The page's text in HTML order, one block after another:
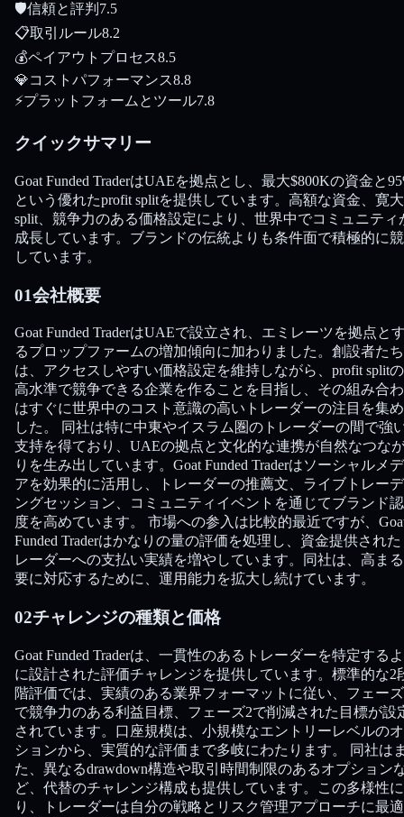
🛡信頼と評判 7.5
📋取引ルール8.2
💰ペイアウトプロセス8.5
💎コストパフォーマンス8.8
⚡プラットフォームとツール7.8
クイックサマリー
Goat Funded TraderはUAEを拠点とし、最大$800Kの資金と
という優れたprofit splitを提供しています。高額な資金、寛
split、競争力のある価格設定により、世界中でコミュニティ
成長しています。ブランドの伝統よりも条件面で積極的に
しています。
01会社概要
Goat Funded TraderはUAEで設立され、エミレーツを拠点と
るプロップファームの増加傾向に加わりました。創設者たち
は、アクセスしやすい価格設定を維持しながら、profit split
高水準で競争できる企業を作ることを目指し、その組み合
はすぐに世界中のコスト意識の高いトレーダーの注目を集
した。 同社は特に中東やイスラム圏のトレーダーの間で強
支持を得ており、UAEの拠点と文化的な連携が自然なつな
りを生み出しています。Goat Funded Traderはソーシャルメ
アを効果的に活用し、トレーダーの推薦文、ライブトレー
ングセッション、コミュニティイベントを通じてブランド
度を高めています。 市場への参入は比較的最近ですが、
Funded Traderはかなりの量の評価を処理し、資金提供され
レーダーへの支払い実績を増やしています。同社は、高ま
要に対応するために、運用能力を拡大し続けています。
02チャレンジの種類と価格
Goat Funded Traderは、一貫性のあるトレーダーを特定する
に設計された評価チャレンジを提供しています。標準的な2
階評価では、実績のある業界フォーマットに従い、フェー
で競争力のある利益目標、フェーズ2で削減された目標が設
されています。口座規模は、小規模なエントリーレベルの
ションから、実質的な評価まで多岐にわたります。 同社は
た、異なるdrawdown構造や取引時間制限のあるオプション
ど、代替のチャレンジ構成も提供しています。この多様性
り、トレーダーは自分の戦略とリスク管理アプローチに最